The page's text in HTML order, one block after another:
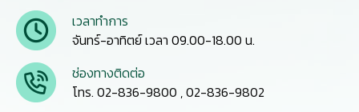
เวลาทำการ
จันทร์-อาทิตย์ เวลา 09.00-18.00 น.
ช่องทางติดต่อ
โทร. 02-836-9800 , 02-836-9802